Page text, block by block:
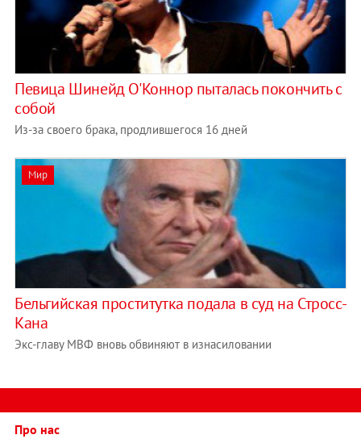
Певица Шинейд О'Коннор пыталась покончить с
собой
Из-за своего брака, продлившегося 16 дней
Мир
Бельгийская проститутка подала в суд на Стросс-
Кана
Экс-главу МВФ вновь обвиняют в изнасиловании
Про нас